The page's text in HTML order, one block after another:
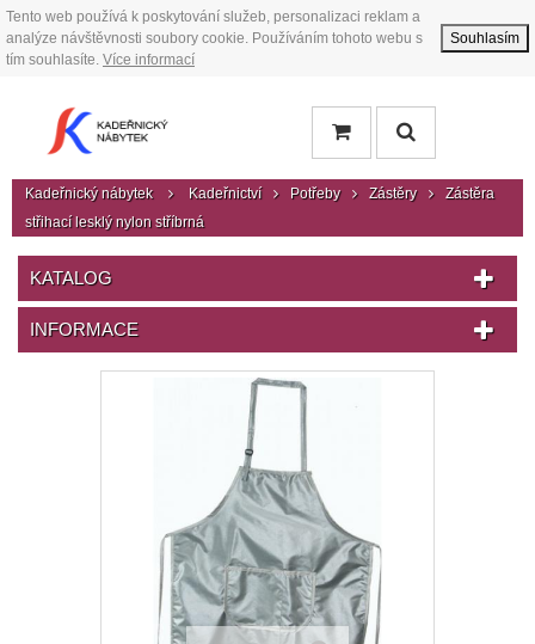
Tento web používá k poskytování služeb, personalizaci reklam a
analýze návštěvnosti soubory cookie. Používáním tohoto webu s
tím souhlasíte. Více informací
Souhlasím
Kadeřnický nábytek Kadeřnictví Potřeby Zástěry
Zástěra
střihací lesklý nylon stříbrná
KATALOG
INFORMACE